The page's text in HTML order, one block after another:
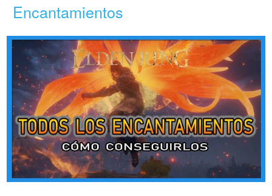
Encantamientos